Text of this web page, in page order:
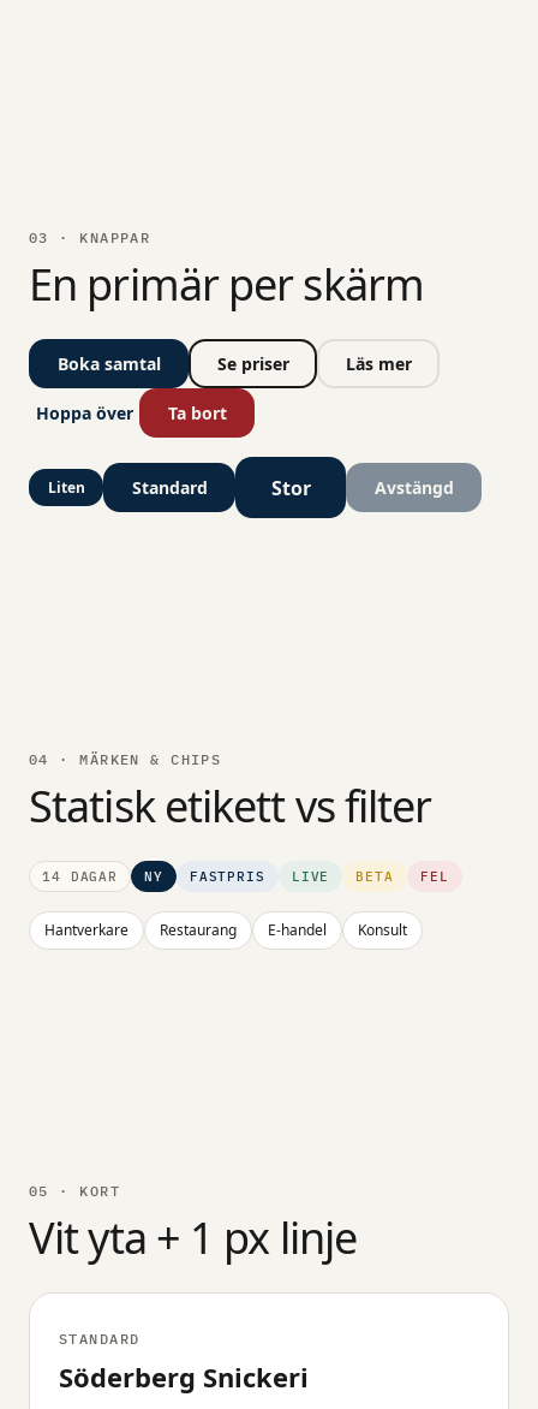
03 · KNAPPAR
En primär per skärm
Boka samtal Se priser Läs mer
Hoppa över Ta bort
Liten Standard Stor Avstängd
04 · MÄRKEN & CHIPS
Statisk etikett vs filter
14 DAGAR NY FASTPRIS LIVE BETA FEL
Hantverkare Restaurang E-handel Konsult
05 · KORT
Vit yta + 1 px linje
STANDARD
Söderberg Snickeri